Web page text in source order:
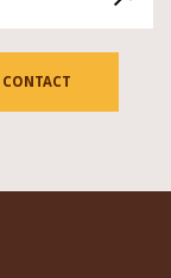
CONTACT